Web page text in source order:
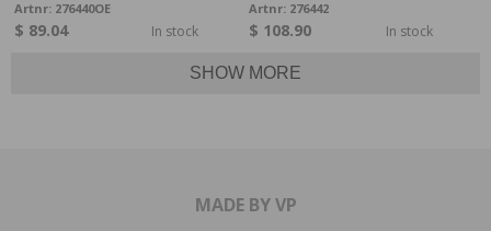
Artnr: 276440OE
$ 89.04 In stock
Artnr: 276442
$ 108.90 In stock
SHOW MORE
MADE BY VP